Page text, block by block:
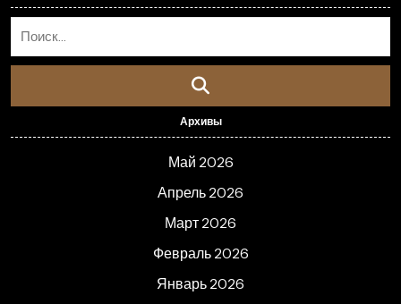
Архивы
Май 2026
Апрель 2026
Март 2026
Февраль 2026
Январь 2026